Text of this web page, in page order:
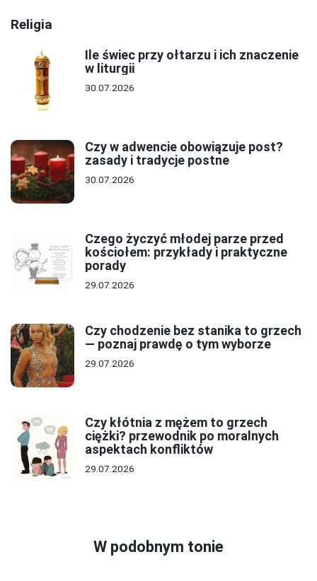
Religia
Ile świec przy ołtarzu i ich znaczenie
w liturgii
30.07.2026
Czy w adwencie obowiązuje post?
zasady i tradycje postne
30.07.2026
Czego życzyć młodej parze przed
kościołem: przykłady i praktyczne
porady
29.07.2026
Czy chodzenie bez stanika to grzech
— poznaj prawdę o tym wyborze
29.07.2026
Czy kłótnia z mężem to grzech
ciężki? przewodnik po moralnych
aspektach konfliktów
29.07.2026
W podobnym tonie